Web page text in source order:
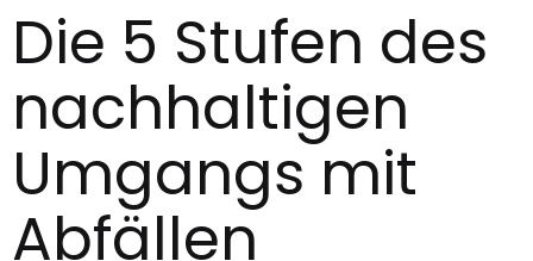
Die 5 Stufen des
nachhaltigen
Umgangs mit
Abfällen